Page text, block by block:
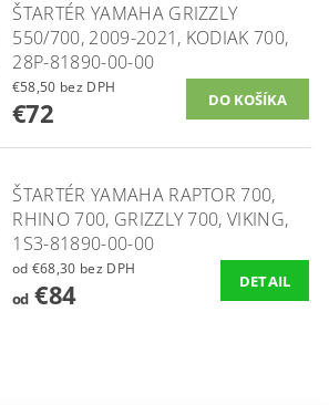
ŠTARTÉR YAMAHA GRIZZLY
550/700, 2009-2021, KODIAK 700,
28P-81890-00-00
€58,50 bez DPH
€72
ŠTARTÉR YAMAHA RAPTOR 700,
RHINO 700, GRIZZLY 700, VIKING,
1S3-81890-00-00
od €68,30 bez DPH
od€84 DETAIL